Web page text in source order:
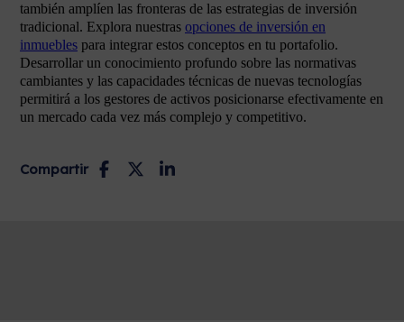
también amplíen las fronteras de las estrategias de inversión
tradicional. Explora nuestras opciones de inversión en
inmuebles para integrar estos conceptos en tu portafolio.
Desarrollar un conocimiento profundo sobre las normativas
cambiantes y las capacidades técnicas de nuevas tecnologías
permitirá a los gestores de activos posicionarse efectivamente en
un mercado cada vez más complejo y competitivo.
Compartir